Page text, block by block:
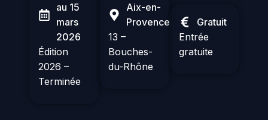
au 15
mars
2026
Édition
2026 –
Terminée
Aix-en-
Provence
13 –
Bouches-
du-Rhône
Gratuit
Entrée
gratuite